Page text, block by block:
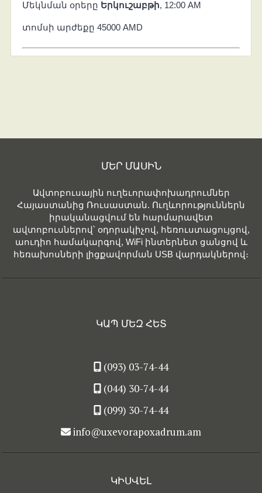
Մեկնման օրերը Երկուշաբթի, 12:00 AM
տոմսի արժեքը 45000 AMD
ՄԵՐ ՄԱՍԻՆ
Ավտոբուսային ուղեւորափոխադրումներ
Հայաստանից Ռուսաստան. Ուղևորություններն
իրականացվում են հարմարավետ
ավտոբուսներով՝ օդորակիչով, հեռուստացույցով,
աուդիո համակարգով, WiFi ինտերնետ ցանցով և
հեռախոսների լիցքավորման USB վարդակներով։
ԿԱՊ ՄԵԶ ՀԵՏ
(093) 03-74-44
(044) 30-74-44
(099) 30-74-44
info@uxevorapoxadrum.am
ԿԻՍՎԵԼ